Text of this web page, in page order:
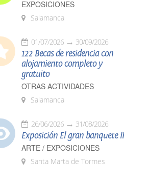
EXPOSICIONES
Salamanca
01/07/2026 30/09/2026
122 Becas de residencia con
alojamiento completo y
gratuito
OTRAS ACTIVIDADES
Salamanca
26/06/2026 31/08/2026
Exposición El gran banquete II
ARTE / EXPOSICIONES
Santa Marta de Tormes